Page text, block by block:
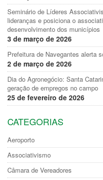
Seminário de Líderes
lideranças e posiciona o
desenvolvimento dos municípios
3 de março de 2026
Prefeitura de Navegantes alerta
2 de março de 2026
Dia do Agronegócio: Santa
geração de empregos no campo
25 de fevereiro de 2026
CATEGORIAS
Aeroporto
Associativismo
Câmara de Vereadores